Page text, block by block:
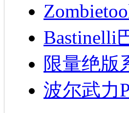
Bastinelli
限量绝版
波尔武力